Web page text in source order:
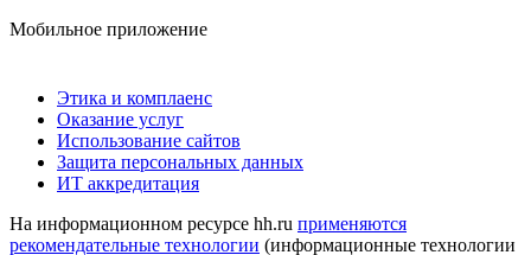
Мобильное приложение
Этика и комплаенс
Оказание услуг
Использование сайтов
Защита персональных данных
ИТ аккредитация
На информационном ресурсе hh.ru применяются
рекомендательные технологии (информационные технологии